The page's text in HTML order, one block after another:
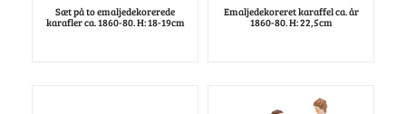
Sæt på to emaljedekorerede
karafler ca. 1860-80. H: 18-19cm
Emaljedekoreret karaffel ca. år
1860-80. H: 22,5cm